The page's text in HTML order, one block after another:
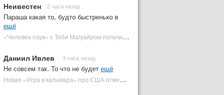
Неивестен 2 часа назад
Параша какая то, будто быстренько в
ещё
«Человек-паук» с Тоби Магуайром получил новый постер | Plugged In Ru
Даниил Ивлев 3 часа назад
Не совсем так. То что не будет ещё
Новая «Игра в кальмара» про США отменена | Plugged In Ru